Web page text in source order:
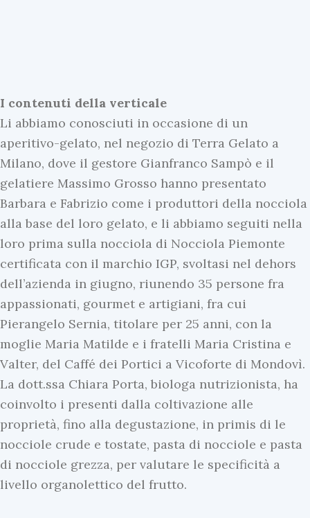
I contenuti della verticale
Li abbiamo conosciuti in occasione di un
aperitivo-gelato, nel negozio di Terra Gelato a
Milano, dove il gestore Gianfranco Sampò e il
gelatiere Massimo Grosso hanno presentato
Barbara e Fabrizio come i produttori della nocciola
alla base del loro gelato, e li abbiamo seguiti nella
loro prima sulla nocciola di Nocciola Piemonte
certificata con il marchio IGP, svoltasi nel dehors
dell’azienda in giugno, riunendo 35 persone fra
appassionati, gourmet e artigiani, fra cui
Pierangelo Sernia, titolare per 25 anni, con la
moglie Maria Matilde e i fratelli Maria Cristina e
Valter, del Caffé dei Portici a Vicoforte di Mondovì.
La dott.ssa Chiara Porta, biologa nutrizionista, ha
coinvolto i presenti dalla coltivazione alle
proprietà, fino alla degustazione, in primis di le
nocciole crude e tostate, pasta di nocciole e pasta
di nocciole grezza, per valutare le specificità a
livello organolettico del frutto.